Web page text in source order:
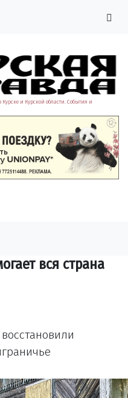
и Курской области. События и
вся страна